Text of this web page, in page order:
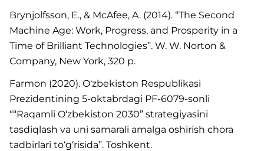
Brynjolfsson, E., & McAfee, A. (2014). “The Second
Machine Age: Work, Progress, and Prosperity in a
Time of Brilliant Technologies”. W. W. Norton &
Company, New York, 320 p.
Farmon (2020). O‘zbekiston Respublikasi
Prezidentining 5-oktabrdagi PF-6079-sonli
““Raqamli O‘zbekiston 2030” strategiyasini
tasdiqlash va uni samarali amalga oshirish chora
tadbirlari to‘g‘risida”. Toshkent.